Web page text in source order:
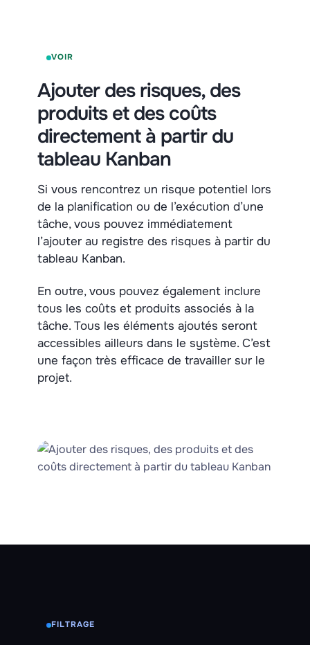
VOIR
Ajouter des risques, des
produits et des coûts
directement à partir du
tableau Kanban
Si vous rencontrez un risque potentiel lors
de la planification ou de l’exécution d’une
tâche, vous pouvez immédiatement
l’ajouter au registre des risques à partir du
tableau Kanban.
En outre, vous pouvez également inclure
tous les coûts et produits associés à la
tâche. Tous les éléments ajoutés seront
accessibles ailleurs dans le système. C’est
une façon très efficace de travailler sur le
projet.
FILTRAGE